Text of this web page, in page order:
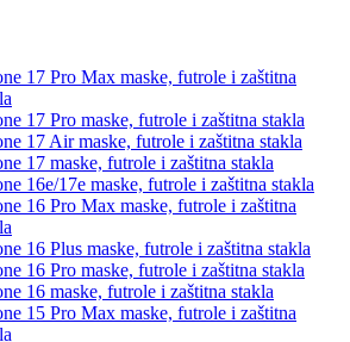
17 Pro Max maske, futrole i zaštitna
17 Pro maske, futrole i zaštitna stakla
17 Airmaske, futrole i zaštitna stakla
17 maske, futrole i zaštitna stakla
16e/17e maske, futrole i zaštitna stakla
16 Pro Max maske, futrole i zaštitna
16 Plus maske, futrole i zaštitna stakla
16 Pro maske, futrole i zaštitna stakla
16 maske, futrole i zaštitna stakla
15 Pro Max maske, futrole i zaštitna